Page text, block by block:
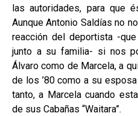
las autoridades, para que
Aunque Antonio Saldías no
reacción del deportista -
junto a su familia- si nos
Álvaro como de Marcela, a
de los ’80 como a su
tanto, a Marcela cuando
de sus Cabañas “Waitara”.